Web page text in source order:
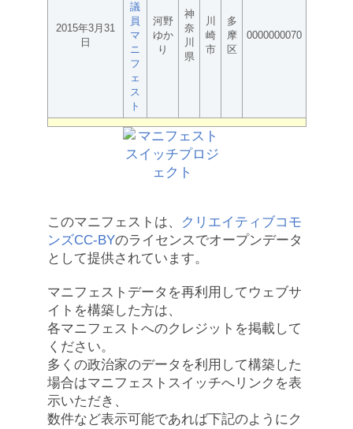
2015年3月31
日
議
員
マ
ニ
フ
ェ
ス
ト
河野
ゆか
り
神
奈
川
県
川
崎
市
多
摩
区
0000000070
このマニフェストは、
クリエイティブコモ
ンズCC-BYのライセンスでオープンデータ
として提供されています。
マニフェストデータを再利用してウェブサ
イトを構築した方は、
各マニフェストへのクレジットを掲載して
ください。
多くの政治家のデータを利用して構築した
場合はマニフェストスイッチへリンクを表
示いただき、
数件など表示可能であれば下記のようにク